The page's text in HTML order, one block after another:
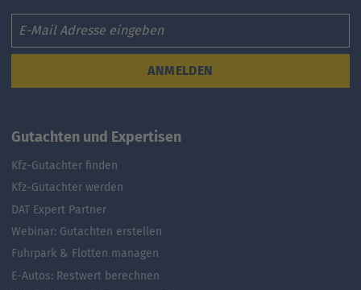
ANMELDEN
Gutachten und Expertisen
Kfz-Gutachter finden
Kfz-Gutachter werden
DAT Expert Partner
Webinar: Gutachten erstellen
Fuhrpark & Flotten managen
E-Autos: Restwert berechnen